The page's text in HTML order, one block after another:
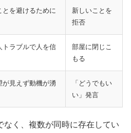
とを避けるために
新しいことを
拒否
トラブルで人を信
部屋に閉じこ
もる
が見えず動機が湧
「どうでもい
い」発言
なく、複数が同時に存在してい